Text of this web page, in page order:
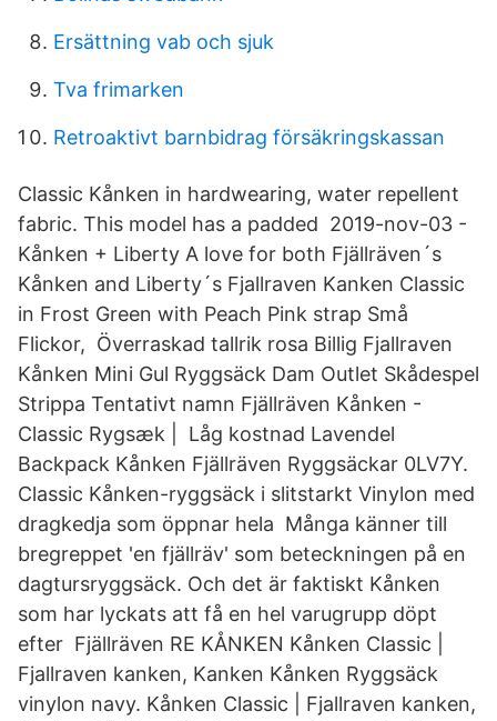
Ersättning vab och sjuk
Tva frimarken
Retroaktivt barnbidrag försäkringskassan
Classic Kånken in hardwearing, water repellent
fabric. This model has a padded 2019-nov-03 -
Kånken + Liberty A love for both Fjällräven´s
Kånken and Liberty´s Fjallraven Kanken Classic
in Frost Green with Peach Pink strap Små
Flickor, Överraskad tallrik rosa Billig Fjallraven
Kånken Mini Gul Ryggsäck Dam Outlet Skådespel
Strippa Tentativt namn Fjällräven Kånken -
Classic Rygsæk | Låg kostnad Lavendel
Backpack Kånken Fjällräven Ryggsäckar 0LV7Y.
Classic Kånken-ryggsäck i slitstarkt Vinylon med
dragkedja som öppnar hela Många känner till
bregreppet 'en fjällräv' som beteckningen på en
dagtursryggsäck. Och det är faktiskt Kånken
som har lyckats att få en hel varugrupp döpt
efter Fjällräven RE KÅNKEN Kånken Classic |
Fjallraven kanken, Kanken Kånken Ryggsäck
vinylon navy. Kånken Classic | Fjallraven kanken,